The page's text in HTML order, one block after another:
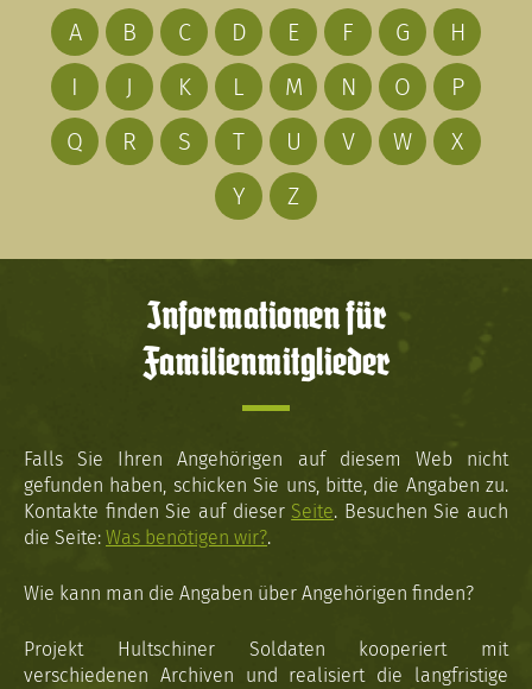
A B C D E F G
H
I
J K L M N O
P
Q
R S T U V W
X
Y
Z
Informationen für
Familienmitglieder
Falls Sie Ihren Angehörigen auf diesem Web nicht
gefunden haben, schicken Sie uns, bitte, die Angaben zu.
Kontakte finden Sie auf dieser Seite. Besuchen Sie auch
die Seite: Was benötigen wir?.
Wie kann man die Angaben über Angehörigen finden?
Projekt Hultschiner Soldaten kooperiert mit
verschiedenen Archiven und realisiert die langfristige